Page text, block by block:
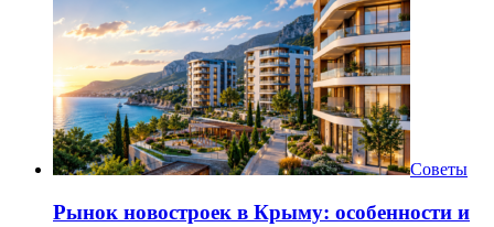
Советы
Рынок новостроек в Крыму: особенности и